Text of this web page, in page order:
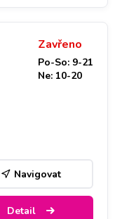
Zavřeno
Po-So: 9-21
Ne: 10-20
Navigovat
Detail